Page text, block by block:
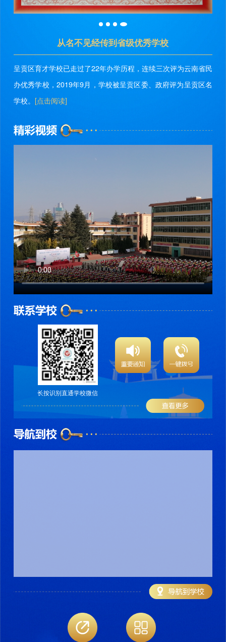
从名不见经传到省级优秀学校
呈贡区育才学校已走过了22年办学历程，连续三次评为云南省民
办优秀学校，2019年9月，学校被呈贡区委、政府评为呈贡区名
学校。 [点击阅读]
长按识别直通学校微信